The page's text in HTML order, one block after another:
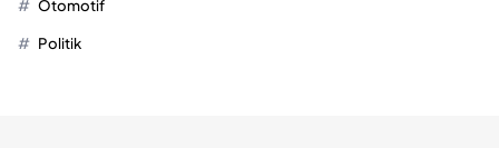
Otomotif
Politik